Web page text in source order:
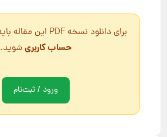
برای دانلود نسخه PDF این مقاله باید
حساب کاربریشوید.
ورود / ثبت‌نام